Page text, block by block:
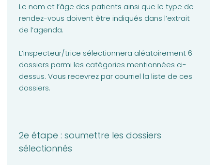
Le nom et l’âge des patients ainsi que le type de
rendez-vous doivent être indiqués dans l’extrait
de l’agenda.
L’inspecteur/trice sélectionnera aléatoirement 6
dossiers parmi les catégories mentionnées ci-
dessus. Vous recevrez par courriel la liste de ces
dossiers.
2e étape : soumettre les dossiers
sélectionnés